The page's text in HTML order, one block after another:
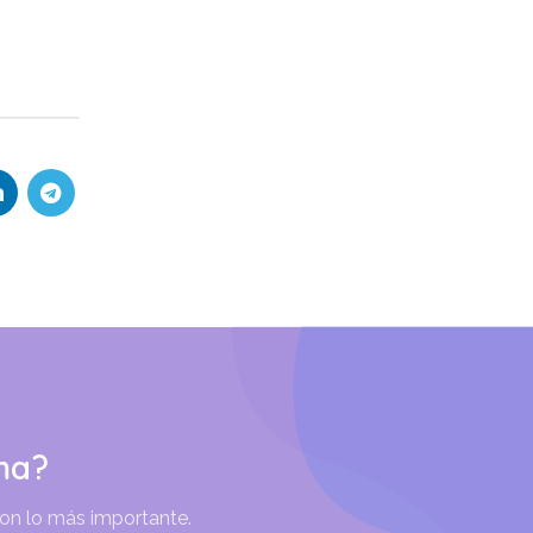
lo más importante.